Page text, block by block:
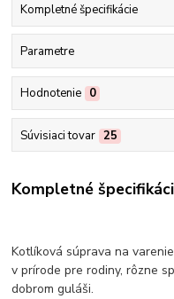
Kompletné špecifikácie
Parametre
Hodnotenie 0
Súvisiaci tovar 25
Kompletné
Kotlíková súprava na
v prírode pre rodiny, rôzne
dobrom guláši.